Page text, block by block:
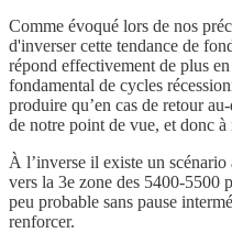
Comme évoqué lors de nos
d'inverser cette tendance de
répond effectivement de plus
fondamental de cycles
produire qu’en cas de retour
de notre point de vue, et donc à
À l’inverse il existe un
vers la 3e zone des 5400-5500
peu probable sans pause
renforcer.